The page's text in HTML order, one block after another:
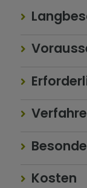
Kosten